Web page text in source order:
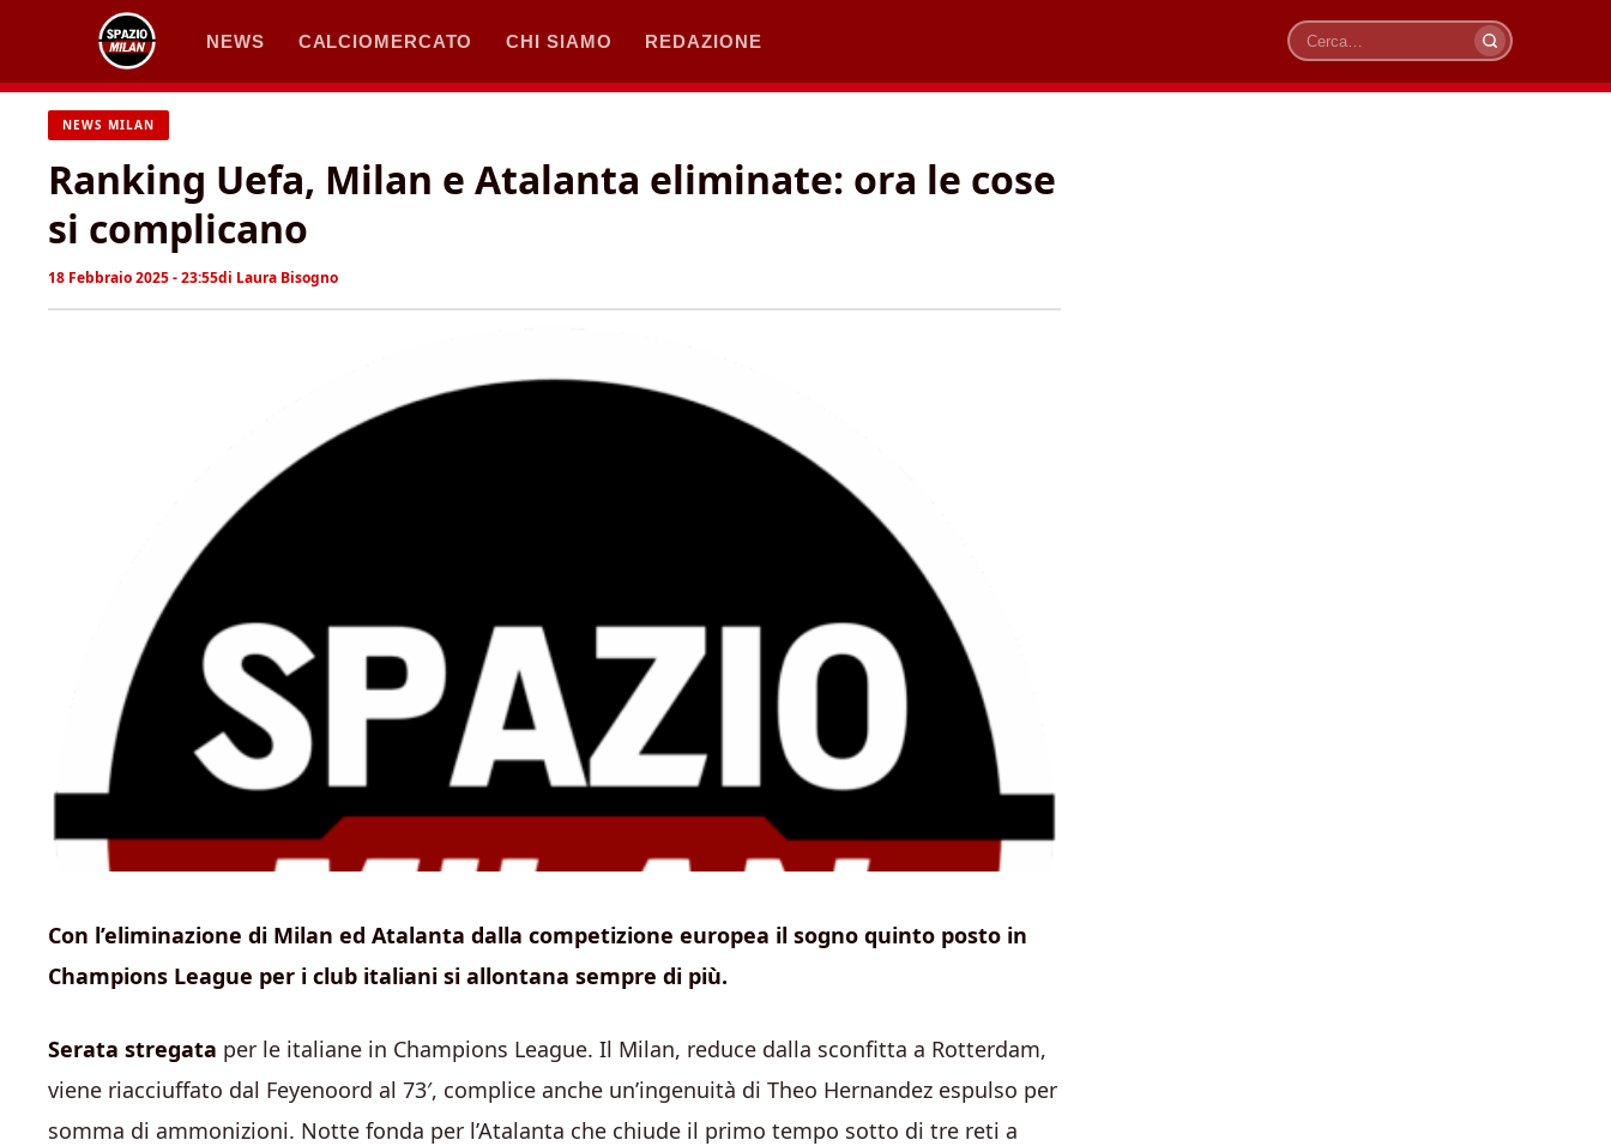
contenuto
NEWS CALCIOMERCATO CHI SIAMO REDAZIONE
Cerca
NEWS MILAN
Ranking Uefa, Milan e Atalanta eliminate: ora le cose
si complicano
18 Febbraio 2025 - 23:55di Laura Bisogno
Con l’eliminazione di Milan ed Atalanta dalla competizione europea il sogno quinto posto in
Champions League per i club italiani si allontana sempre di più.
Serata stregata per le italiane in Champions League. Il Milan, reduce dalla sconfitta a Rotterdam,
viene riacciuffato dal Feyenoord al 73′, complice anche un’ingenuità di Theo Hernandez espulso per
somma di ammonizioni. Notte fonda per l’Atalanta che chiude il primo tempo sotto di tre reti a